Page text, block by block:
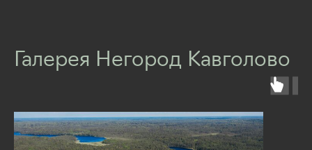
Галерея Негород Кавголово